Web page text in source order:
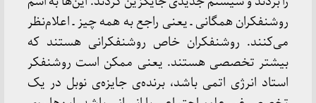
روشنفکران همگانی ـ یعنی راجع به همه چیز ـ اعلام‌نظر
می‌کنند. روشنفکران خاص روشنفکرانی هستند که
بیشتر تخصصی هستند. یعنی ممکن است روشنفکر
استاد انرژی اتمی باشد، برنده‌ی جایزه‌ی نوبل در یک